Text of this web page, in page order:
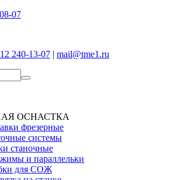
07
240-13-07 | mail@tme1.ru
ОСНАСТКА
фрезерные
системы
станочные
и параллельки
для СОЖ